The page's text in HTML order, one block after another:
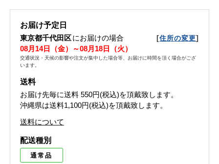
お届け予定日
東京都千代田区にお届けの場合 [住所の変更]
08月14日（金）～08月18日（火）
交通状況・天候の影響や注文が集中した場合等、お届けに時間を頂く場合がござ
います。
送料
お届け先毎に送料 550円(税込)を頂戴致します。
沖縄県は送料1,100円(税込)を頂戴致します。
送料について
配送種別
通常品